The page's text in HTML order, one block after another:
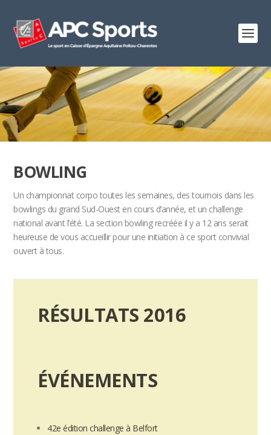
BOWLING
Un championnat corpo toutes les semaines, des tournois dans les
bowlings du grand Sud-Ouest en cours d’année, et un challenge
national avant l’été. La section bowling recréée il y a 12 ans serait
heureuse de vous accueillir pour une initiation à ce sport convivial
ouvert à tous.
RÉSULTATS 2016
ÉVÉNEMENTS
42e édition challenge à Belfort